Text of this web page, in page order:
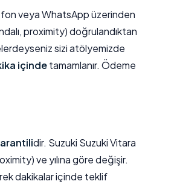
veya WhatsApp üzerinden
proximity) doğrulandıktan
sizi atölyemizde
içindetamamlanır. Ödeme
dir. Suzuki Suzuki Vitara
ve yılına göre değişir.
dakikalar içinde teklif